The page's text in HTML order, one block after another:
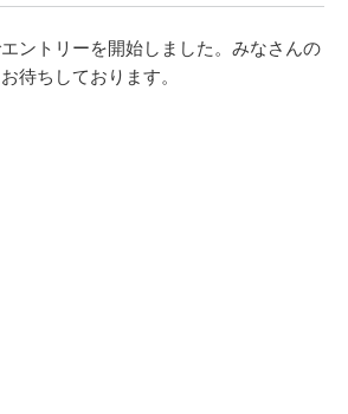
ントリーを開始しました。みなさんの
待ちしております。